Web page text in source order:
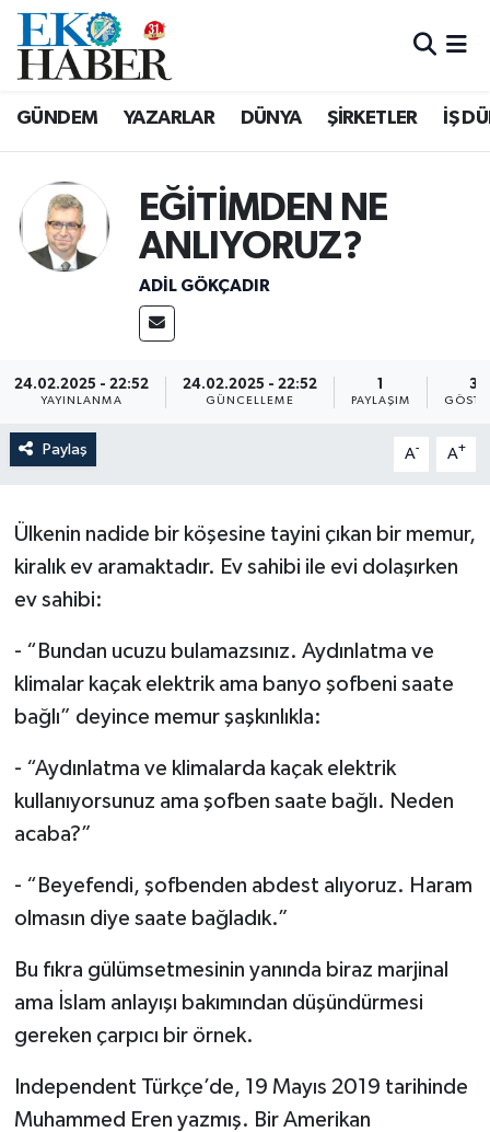
GÜNDEM YAZARLAR DÜNYA ŞİRKETLER İŞ
EĞİTİMDEN NE
ANLIYORUZ?
ADIL GÖKÇADIR
24.02.2025 - 22:52
YAYINLANMA
24.02.2025 - 22:52
GÜNCELLEME
1
PAYLAŞIM
33
Paylaş A- A+
Ülkenin nadide bir köşesine tayini çıkan bir memur,
kiralık ev aramaktadır. Ev sahibi ile evi dolaşırken
ev sahibi:
- “Bundan ucuzu bulamazsınız. Aydınlatma ve
klimalar kaçak elektrik ama banyo şofbeni saate
bağlı” deyince memur şaşkınlıkla:
- “Aydınlatma ve klimalarda kaçak elektrik
kullanıyorsunuz ama şofben saate bağlı. Neden
acaba?”
- “Beyefendi, şofbenden abdest alıyoruz. Haram
olmasın diye saate bağladık.”
Bu fıkra gülümsetmesinin yanında biraz marjinal
ama İslam anlayışı bakımından düşündürmesi
gereken çarpıcı bir örnek.
Independent Türkçe’de, 19 Mayıs 2019 tarihinde
Muhammed Eren yazmış. Bir Amerikan
Hava Durumu
Süper Lig Puan Durumu ve Fikstür
Tüm Manşetler
Son Dakika Haberleri